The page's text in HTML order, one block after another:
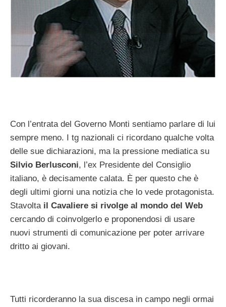
Con l’entrata del Governo Monti sentiamo parlare di lui
sempre meno. I tg nazionali ci ricordano qualche volta
delle sue dichiarazioni, ma la pressione mediatica su
Silvio Berlusconi, l’ex Presidente del Consiglio
italiano, è decisamente calata. È per questo che è
degli ultimi giorni una notizia che lo vede protagonista.
Stavolta il Cavaliere si rivolge al mondo del Web
cercando di coinvolgerlo e proponendosi di usare
nuovi strumenti di comunicazione per poter arrivare
dritto ai giovani.
Tutti ricorderanno la sua discesa in campo negli ormai